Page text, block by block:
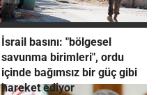
İsrail basını: "bölgesel
savunma birimleri", ordu
içinde bağımsız bir güç gibi
hareket ediyor